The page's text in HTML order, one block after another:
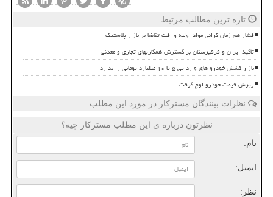
تازه ترین مطالب مرتبط
فشار هم زمان گرانی مواد اولیه و افت تقاضا بر بازار پلاستیک
تأکید ایران و قرقیزستان بر گسترش همکاریهای تجاری و معدنی
بازار کشش خودرو های وارداتی ۵ تا ۱۰ میلیارد تومانی را ندارد
ریزش قیمت خودرو اوج گرفت
نظرات بینندگان مسترکار در مورد این مطلب
نظرتون درباره ی این مطلب مسترکار چیه؟
نام:
ایمیل:
نظر: